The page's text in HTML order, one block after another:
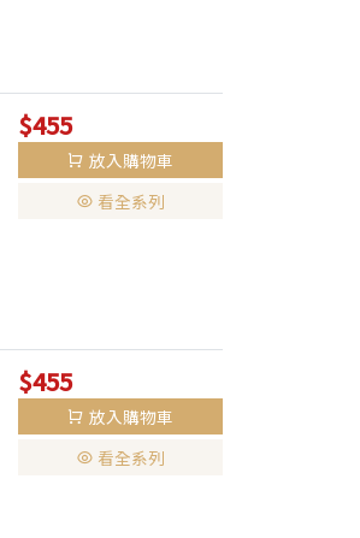
$455
放入購物車
看全系列
$455
放入購物車
看全系列